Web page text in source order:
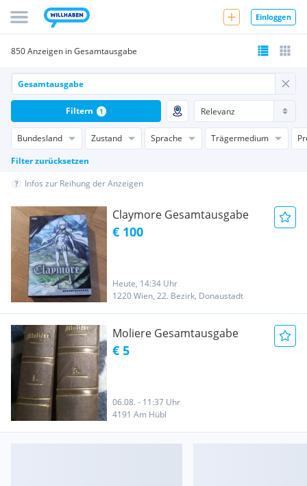
Einloggen
850 Anzeigen in Gesamtausgabe
Bundesland Zustand Sprache Trägermedium
Filter zurücksetzen
Filtern 1
Infos zur Reihung der Anzeigen
Claymore Gesamtausgabe
€ 100
Heute, 14:34 Uhr
1220 Wien, 22. Bezirk, Donaustadt
Moliere Gesamtausgabe
€ 5
06.08. - 11:37 Uhr
4191 Am Hübl